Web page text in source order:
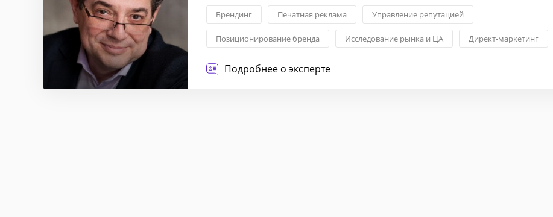
Брендинг Печатная реклама Управление репутацией
Позиционирование бренда Исследование рынка и ЦА Директ-маркетинг
Баннерная и медийная реклама
Подробнее о эксперте